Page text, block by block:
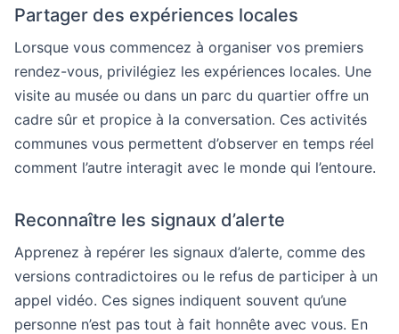
Partager des expériences locales
Lorsque vous commencez à organiser vos premiers
rendez-vous, privilégiez les expériences locales. Une
visite au musée ou dans un parc du quartier offre un
cadre sûr et propice à la conversation. Ces activités
communes vous permettent d’observer en temps réel
comment l’autre interagit avec le monde qui l’entoure.
Reconnaître les signaux d’alerte
Apprenez à repérer les signaux d’alerte, comme des
versions contradictoires ou le refus de participer à un
appel vidéo. Ces signes indiquent souvent qu’une
personne n’est pas tout à fait honnête avec vous. En